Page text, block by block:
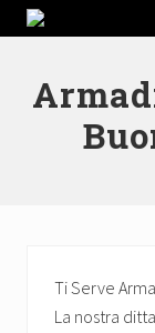
Menu
Passa
alla
primaria
Skip
to
navigation
Passa
al
principale
Passa
alLa
ditta
esegue
pareti
divisorie,
Ti Serve
La nostra